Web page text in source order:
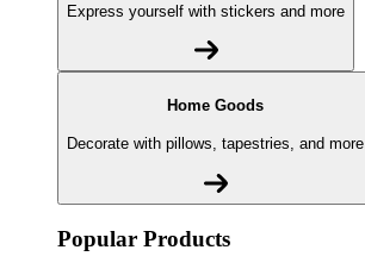
Express yourself with stickers and more
Home Goods
Decorate with pillows, tapestries, and more
Popular Products